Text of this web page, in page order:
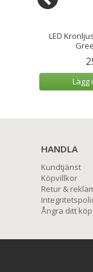
LED
Lägg
HANDLA
Kundtjänst
Köpvillkor
Retur &
Ångra ditt köp